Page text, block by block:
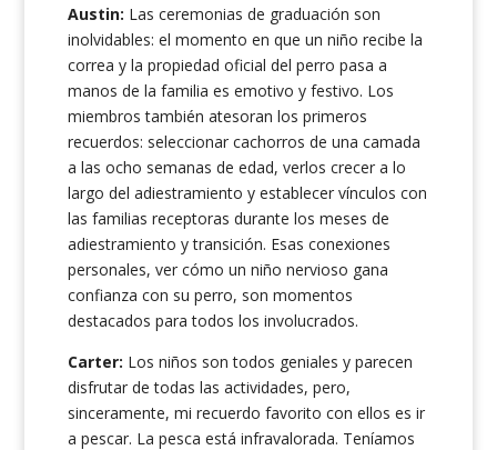
Austin: Las ceremonias de graduación son
inolvidables: el momento en que un niño recibe la
correa y la propiedad oficial del perro pasa a
manos de la familia es emotivo y festivo. Los
miembros también atesoran los primeros
recuerdos: seleccionar cachorros de una camada
a las ocho semanas de edad, verlos crecer a lo
largo del adiestramiento y establecer vínculos con
las familias receptoras durante los meses de
adiestramiento y transición. Esas conexiones
personales, ver cómo un niño nervioso gana
confianza con su perro, son momentos
destacados para todos los involucrados.
Carter: Los niños son todos geniales y parecen
disfrutar de todas las actividades, pero,
sinceramente, mi recuerdo favorito con ellos es ir
a pescar. La pesca está infravalorada. Teníamos